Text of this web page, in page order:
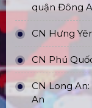
quận Đông
CN Hưng
CN Phú
CN Long
An